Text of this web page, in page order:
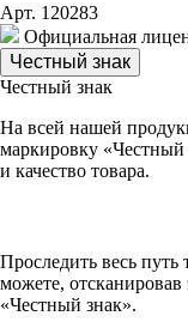
Арт. 120283
Официальная
Честный знак
Честный знак
На всей нашей
маркировку «Честный
и качество товара.
Проследить весь путь
можете,
«Честный знак».